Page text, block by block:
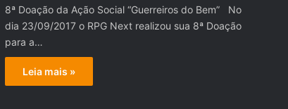
8ª Doação da Ação Social “Guerreiros do Bem” No
dia 23/09/2017 o RPG Next realizou sua 8ª Doação
para a…
Leia mais »